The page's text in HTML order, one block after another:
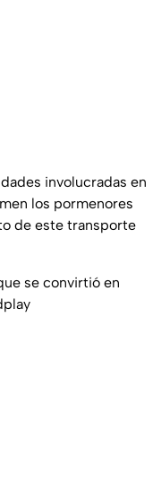
involucradas en
los pormenores
de este transporte
se convirtió en